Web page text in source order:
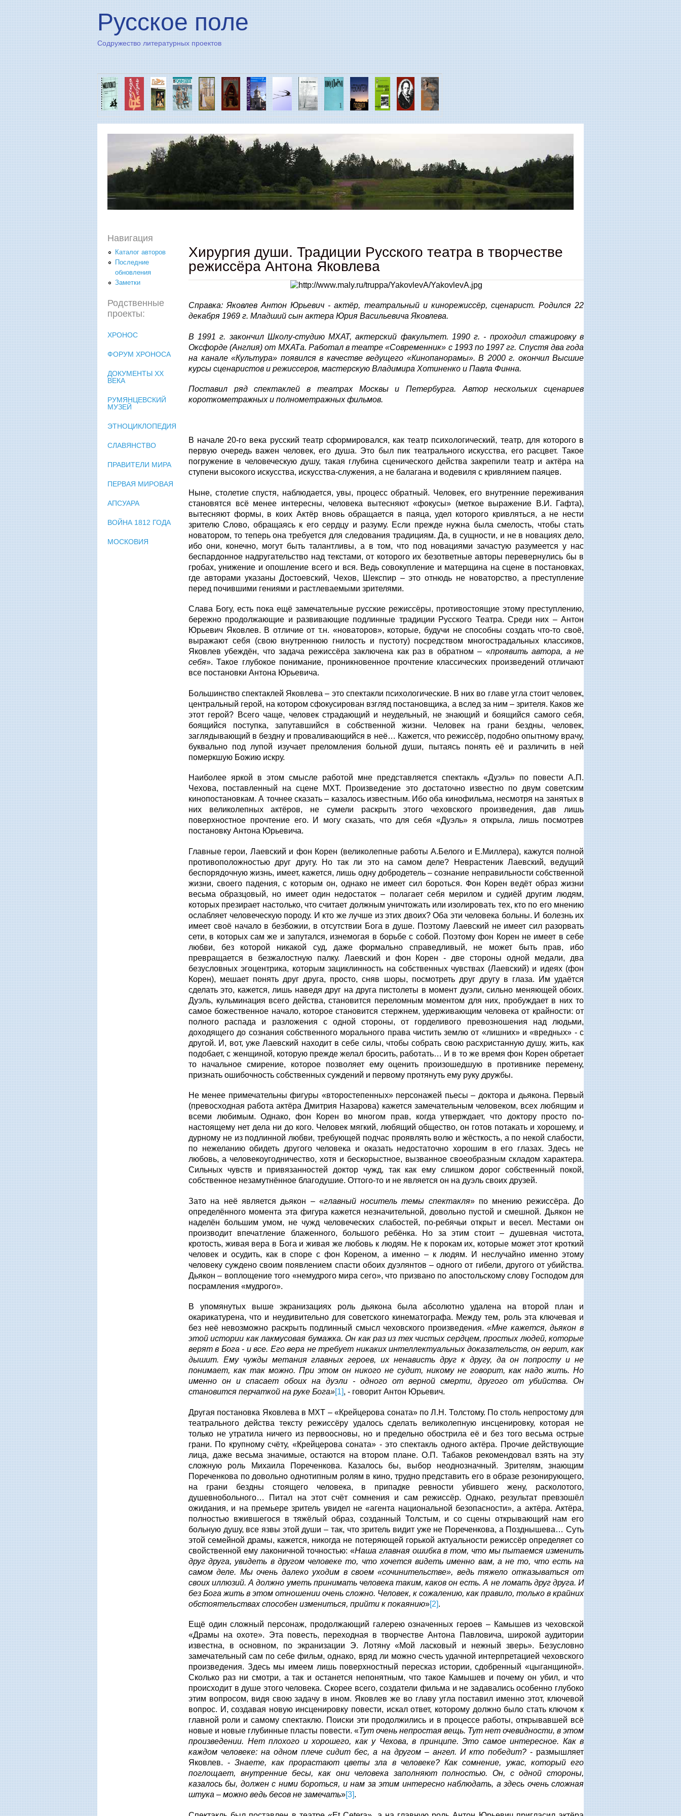
Русское поле
Содружество литературных проектов
Хирургия души. Традиции Русского театра в творчестве
режиссёра Антона Яковлева
Справка: Яковлев Антон Юрьевич - актёр, театральный и кинорежиссёр, сценарист. Родился 22
декабря 1969 г. Младший сын актера Юрия Васильевича Яковлева.
В 1991 г. закончил Школу-студию МХАТ, актерский факультет. 1990 г. - проходил стажировку в
Оксфорде (Англия) от МХАТа. Работал в театре «Современник» с 1993 по 1997 гг. Спустя два года
на канале «Культура» появился в качестве ведущего «Кинопанорамы». В 2000 г. окончил Высшие
курсы сценаристов и режиссеров, мастерскую Владимира Хотиненко и Павла Финна.
Поставил ряд спектаклей в театрах Москвы и Петербурга. Автор нескольких сценариев
короткометражных и полнометражных фильмов.
В начале 20-го века русский театр сформировался, как театр психологический, театр, для которого в
первую очередь важен человек, его душа. Это был пик театрального искусства, его расцвет. Такое
погружение в человеческую душу, такая глубина сценического действа закрепили театр и актёра на
ступени высокого искусства, искусства-служения, а не балагана и водевиля с кривлянием паяцев.
Ныне, столетие спустя, наблюдается, увы, процесс обратный. Человек, его внутренние переживания
становятся всё менее интересны, человека вытесняют «фокусы» (меткое выражение В.И. Гафта),
вытесняют формы, в коих Актёр вновь обращается в паяца, удел которого кривляться, а не нести
зрителю Слово, обращаясь к его сердцу и разуму. Если прежде нужна была смелость, чтобы стать
новатором, то теперь она требуется для следования традициям. Да, в сущности, и не в новациях дело,
ибо они, конечно, могут быть талантливы, а в том, что под новациями зачастую разумеется у нас
беспардонное надругательство над текстами, от которого их безответные авторы перевернулись бы в
гробах, унижение и опошление всего и вся. Ведь совокупление и матерщина на сцене в постановках,
где авторами указаны Достоевский, Чехов, Шекспир – это отнюдь не новаторство, а преступление
перед почившими гениями и растлеваемыми зрителями.
Слава Богу, есть пока ещё замечательные русские режиссёры, противостоящие этому преступлению,
бережно продолжающие и развивающие подлинные традиции Русского Театра. Среди них – Антон
Юрьевич Яковлев. В отличие от т.н. «новаторов», которые, будучи не способны создать что-то своё,
выражают себя (свою внутреннюю гнилость и пустоту) посредством многострадальных классиков,
Яковлев убеждён, что задача режиссёра заключена как раз в обратном – «проявить автора, а не
себя». Такое глубокое понимание, проникновенное прочтение классических произведений отличают
все постановки Антона Юрьевича.
Большинство спектаклей Яковлева – это спектакли психологические. В них во главе угла стоит человек,
центральный герой, на котором сфокусирован взгляд постановщика, а вслед за ним – зрителя. Каков же
этот герой? Всего чаще, человек страдающий и неудельный, не знающий и боящийся самого себя,
боящийся поступка, запутавшийся в собственной жизни. Человек на грани бездны, человек,
заглядывающий в бездну и проваливающийся в неё… Кажется, что режиссёр, подобно опытному врачу,
буквально под лупой изучает преломления больной души, пытаясь понять её и различить в ней
померкшую Божию искру.
Наиболее яркой в этом смысле работой мне представляется спектакль «Дуэль» по повести А.П.
Чехова, поставленный на сцене МХТ. Произведение это достаточно известно по двум советским
кинопостановкам. А точнее сказать – казалось известным. Ибо оба кинофильма, несмотря на занятых в
них великолепных актёров, не сумели раскрыть этого чеховского произведения, дав лишь
поверхностное прочтение его. И могу сказать, что для себя «Дуэль» я открыла, лишь посмотрев
постановку Антона Юрьевича.
Главные герои, Лаевский и фон Корен (великолепные работы А.Белого и Е.Миллера), кажутся полной
противоположностью друг другу. Но так ли это на самом деле? Неврастеник Лаевский, ведущий
беспорядочную жизнь, имеет, кажется, лишь одну добродетель – сознание неправильности собственной
жизни, своего падения, с которым он, однако не имеет сил бороться. Фон Корен ведёт образ жизни
весьма образцовый, но имеет один недостаток – полагает себя мерилом и судиёй другим людям,
которых презирает настолько, что считает должным уничтожать или изолировать тех, кто по его мнению
ослабляет человеческую породу. И кто же лучше из этих двоих? Оба эти человека больны. И болезнь их
имеет своё начало в безбожии, в отсутствии Бога в душе. Поэтому Лаевский не имеет сил разорвать
сети, в которых сам же и запутался, изнемогая в борьбе с собой. Поэтому фон Корен не имеет в себе
любви, без которой никакой суд, даже формально справедливый, не может быть прав, ибо
превращается в безжалостную палку. Лаевский и фон Корен - две стороны одной медали, два
безусловных эгоцентрика, которым зациклинность на собственных чувствах (Лаевский) и идеях (фон
Корен), мешает понять друг друга, просто, сняв шоры, посмотреть друг другу в глаза. Им удаётся
сделать это, кажется, лишь наведя друг на друга пистолеты в момент дуэли, сильно меняющей обоих.
Дуэль, кульминация всего действа, становится переломным моментом для них, пробуждает в них то
самое божественное начало, которое становится стержнем, удерживающим человека от крайности: от
полного распада и разложения с одной стороны, от горделивого превозношения над людьми,
доходящего до сознания собственного морального права чистить землю от «лишних» и «вредных» - с
другой. И, вот, уже Лаевский находит в себе силы, чтобы собрать свою расхристанную душу, жить, как
подобает, с женщиной, которую прежде желал бросить, работать… И в то же время фон Корен обретает
то начальное смирение, которое позволяет ему оценить произошедшую в противнике перемену,
признать ошибочность собственных суждений и первому протянуть ему руку дружбы.
Не менее примечательны фигуры «второстепенных» персонажей пьесы – доктора и дьякона. Первый
(превосходная работа актёра Дмитрия Назарова) кажется замечательным человеком, всех любящим и
всеми любимым. Однако, фон Корен во многом прав, когда утверждает, что доктору просто по-
настоящему нет дела ни до кого. Человек мягкий, любящий общество, он готов потакать и хорошему, и
дурному не из подлинной любви, требующей подчас проявлять волю и жёсткость, а по некой слабости,
по нежеланию обидеть другого человека и оказать недостаточно хорошим в его глазах. Здесь не
любовь, а человекоугодничество, хотя и бескорыстное, вызванное своеобразным складом характера.
Сильных чувств и привязанностей доктор чужд, так как ему слишком дорог собственный покой,
собственное незамутнённое благодушие. Оттого-то и не является он на дуэль своих друзей.
Зато на неё является дьякон – «главный носитель темы спектакля» по мнению режиссёра. До
определённого момента эта фигура кажется незначительной, довольно пустой и смешной. Дьякон не
наделён большим умом, не чужд человеческих слабостей, по-ребячьи открыт и весел. Местами он
производит впечатление блаженного, большого ребёнка. Но за этим стоит – душевная чистота,
кротость, живая вера в Бога и живая же любовь к людям. Не к порокам их, которые может этот кроткий
человек и осудить, как в споре с фон Кореном, а именно – к людям. И неслучайно именно этому
человеку суждено своим появлением спасти обоих дуэлянтов – одного от гибели, другого от убийства.
Дьякон – воплощение того «немудрого мира сего», что призвано по апостольскому слову Господом для
посрамления «мудрого».
В упомянутых выше экранизациях роль дьякона была абсолютно удалена на второй план и
окарикатурена, что и неудивительно для советского кинематографа. Между тем, роль эта ключевая и
без неё невозможно раскрыть подлинный смысл чеховского произведения.«Мне кажется, дьякон в
этой истории как лакмусовая бумажка. Он как раз из тех чистых сердцем, простых людей, которые
верят в Бога - и все. Его вера не требует никаких интеллектуальных доказательств, он верит, как
дышит. Ему чужды метания главных героев, их ненависть друг к другу, да он попросту и не
понимает, как так можно. При этом он никого не судит, никому не говорит, как надо жить. Но
именно он и спасает обоих на дуэли - одного от верной смерти, другого от убийства. Он
становится перчаткой на руке Бога»[1], - говорит Антон Юрьевич.
Другая постановка Яковлева в МХТ – «Крейцерова соната» по Л.Н. Толстому. По столь непростому для
театрального действа тексту режиссёру удалось сделать великолепную инсценировку, которая не
только не утратила ничего из первоосновы, но и предельно обострила её и без того весьма острые
грани. По крупному счёту, «Крейцерова соната» - это спектакль одного актёра. Прочие действующие
лица, даже весьма значимые, остаются на втором плане. О.П. Табаков рекомендовал взять на эту
сложную роль Михаила Пореченкова. Казалось бы, выбор неоднозначный. Зрителям, знающим
Пореченкова по довольно однотипным ролям в кино, трудно представить его в образе резонирующего,
на грани бездны стоящего человека, в припадке ревности убившего жену, расколотого,
душевнобольного… Питал на этот счёт сомнения и сам режиссёр. Однако, результат превзошёл
ожидания, и на премьере зритель увидел не «агента национальной безопасности», а актёра. Актёра,
полностью вжившегося в тяжёлый образ, созданный Толстым, и со сцены открывающий нам его
больную душу, все язвы этой души – так, что зритель видит уже не Пореченкова, а Позднышева… Суть
этой семейной драмы, кажется, никогда не потеряющей горькой актуальности режиссёр определяет со
свойственной ему лаконичной точностью: «Наша главная ошибка в том, что мы пытаемся изменить
друг друга, увидеть в другом человеке то, что хочется видеть именно вам, а не то, что есть на
самом деле. Мы очень далеко уходим в своем «сочинительстве», ведь тяжело отказываться от
своих иллюзий. А должно уметь принимать человека таким, каков он есть. А не ломать друг друга. И
без Бога жить в этом отношении очень сложно. Человек, к сожалению, как правило, только в крайних
обстоятельствах способен измениться, прийти к покаянию»[2].
Ещё один сложный персонаж, продолжающий галерею означенных героев – Камышев из чеховской
«Драмы на охоте». Эта повесть, переходная в творчестве Антона Павловича, широкой аудитории
известна, в основном, по экранизации Э. Лотяну «Мой ласковый и нежный зверь». Безусловно
замечательный сам по себе фильм, однако, вряд ли можно счесть удачной интерпретацией чеховского
произведения. Здесь мы имеем лишь поверхностный пересказ истории, сдобренный «цыганщиной».
Сколько раз ни смотри, а так и останется непонятным, что такое Камышев и почему он убил, и что
происходит в душе этого человека. Скорее всего, создатели фильма и не задавались особенно глубоко
этим вопросом, видя свою задачу в ином. Яковлев же во главу угла поставил именно этот, ключевой
вопрос. И, создавая новую инсценировку повести, искал ответ, которому должно было стать ключом к
главной роли и самому спектаклю. Поиски эти продолжились и в процессе работы, открывавшей всё
новые и новые глубинные пласты повести. «Тут очень непростая вещь. Тут нет очевидности, в этом
произведении. Нет плохого и хорошего, как у Чехова, в принципе. Это самое интересное. Как в
каждом человеке: на одном плече сидит бес, а на другом – ангел. И кто победит?- размышляет
Яковлев. -Знаете, как прорастают цветы зла в человеке? Как сомнение, ужас, который его
поглощает, внутренние бесы, как они человека заполняют полностью. Он, с одной стороны,
казалось бы, должен с ними бороться, и нам за этим интересно наблюдать, а здесь очень сложная
штука – можно ведь бесов не замечать»[3].
Навигация
Каталог авторов
Последние
обновления
Заметки
Родственные
проекты:
ХРОНОС
ФОРУМ ХРОНОСА
ДОКУМЕНТЫ XX
ВЕКА
РУМЯНЦЕВСКИЙ
МУЗЕЙ
ЭТНОЦИКЛОПЕДИЯ
СЛАВЯНСТВО
ПРАВИТЕЛИ МИРА
ПЕРВАЯ МИРОВАЯ
АПСУАРА
ВОЙНА 1812 ГОДА
МОСКОВИЯ